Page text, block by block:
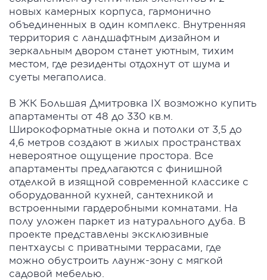
новых камерных корпуса, гармонично
объединенных в один комплекс. Внутренняя
территория с ландшафтным дизайном и
зеркальным двором станет уютным, тихим
местом, где резиденты отдохнут от шума и
суеты мегаполиса.
В ЖК Большая Дмитровка IX возможно купить
апартаменты от 48 до 330 кв.м.
Широкоформатные окна и потолки от 3,5 до
4,6 метров создают в жилых пространствах
невероятное ощущение простора. Все
апартаменты предлагаются с финишной
отделкой в изящной современной классике с
оборудованной кухней, сантехникой и
встроенными гардеробными комнатами. На
полу уложен паркет из натурального дуба. В
проекте представлены эксклюзивные
пентхаусы с приватными террасами, где
можно обустроить лаунж-зону с мягкой
садовой мебелью.